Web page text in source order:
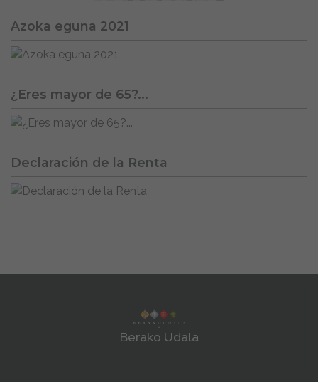
Azoka eguna 2021
¿Eres mayor de 65?...
Declaración de la Renta
Berako Udala